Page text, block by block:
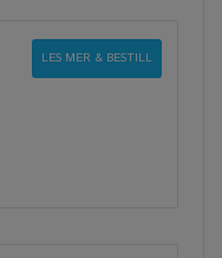
LES MER & BESTILL